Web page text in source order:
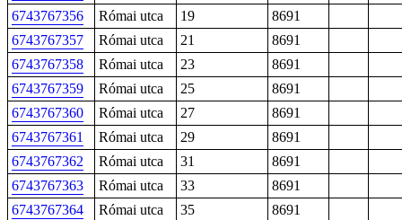
6743767356
Római utca 19
8691
6743767357
Római utca 21
8691
6743767358
Római utca 23
8691
6743767359
Római utca 25
8691
6743767360
Római utca 27
8691
6743767361
Római utca 29
8691
6743767362
Római utca 31
8691
6743767363
Római utca 33
8691
6743767364
Római utca 35
8691